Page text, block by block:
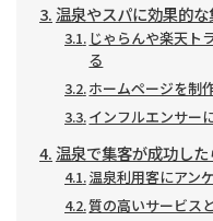
温泉やスパに効果的
じゃらんや楽天ト
る
ホームページを制
インフルエンサー
温泉で集客が成功し
温泉利用客にアン
質の高いサービス